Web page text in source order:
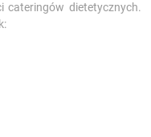
cateringów dietetycznych.